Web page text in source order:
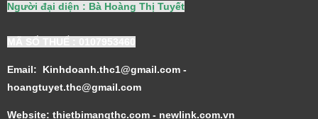
Người đại diện : Bà Hoàng Thị Tuyết
MÃ SỐ THUẾ : 0107953460
Email: Kinhdoanh.thc1@gmail.com -
hoangtuyet.thc@gmail.com
Website: thietbimangthc.com - newlink.com.vn